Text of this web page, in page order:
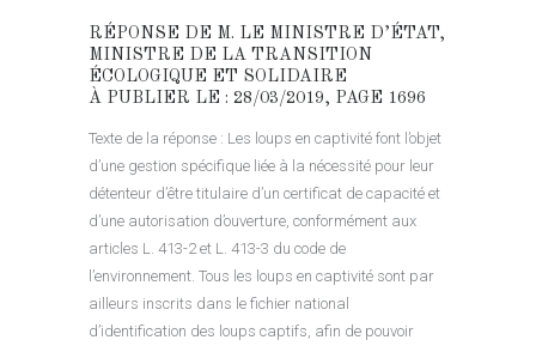
RÉPONSE DE M. LE MINISTRE D’ÉTAT,
MINISTRE DE LA TRANSITION
ÉCOLOGIQUE ET SOLIDAIRE
À PUBLIER LE : 28/03/2019, PAGE 1696
Texte de la réponse : Les loups en captivité font l’objet
d’une gestion spécifique liée à la nécessité pour leur
détenteur d’être titulaire d’un certificat de capacité et
d’une autorisation d’ouverture, conformément aux
articles L. 413-2 et L. 413-3 du code de
l’environnement. Tous les loups en captivité sont par
ailleurs inscrits dans le fichier national
d’identification des loups captifs, afin de pouvoir